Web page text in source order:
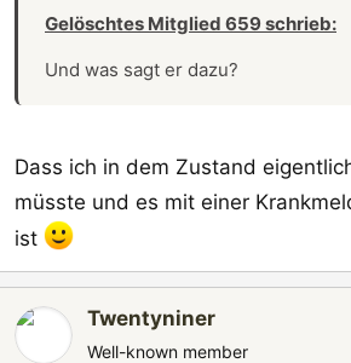
Gelöschtes Mitglied 659 schrieb:
Und was sagt er dazu?
Dass ich in dem Zustand
müsste und es mit einer
ist
Twentyniner
Well-known member